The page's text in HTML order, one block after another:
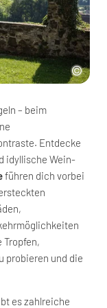
– beim
Entdecke
idyllische Wein-
führen dich vorbei
Tropfen,
probieren und die
es zahlreiche